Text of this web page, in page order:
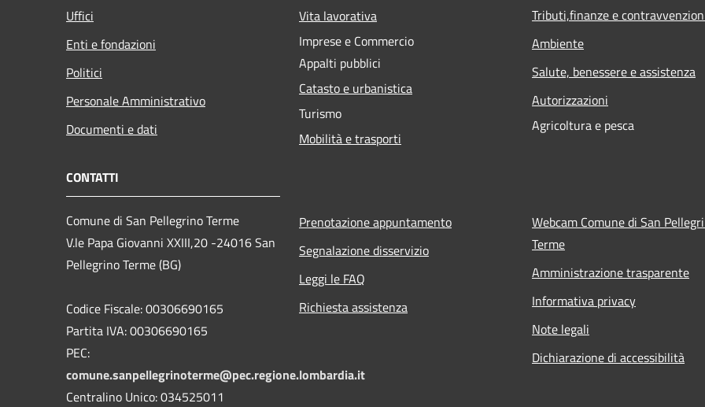
Uffici
Enti e fondazioni
Politici
Personale Amministrativo
Documenti e dati
Vita lavorativa
Imprese e Commercio
Appalti pubblici
Catasto e urbanistica
Turismo
Mobilità e trasporti
Tributi,finanze e
Ambiente
Salute, benessere e assistenza
Autorizzazioni
Agricoltura e pesca
CONTATTI
Comune di San Pellegrino Terme
V.le Papa Giovanni XXIII,20 -24016 San
Pellegrino Terme (BG)
Codice Fiscale: 00306690165
Partita IVA: 00306690165
PEC:
comune.sanpellegrinoterme@pec.regione.lombardia.it
Centralino Unico: 034525011
Prenotazione appuntamento
Segnalazione disservizio
Leggi le FAQ
Richiesta assistenza
Webcam Comune di San
Terme
Amministrazione trasparente
Informativa privacy
Note legali
Dichiarazione di accessibilità